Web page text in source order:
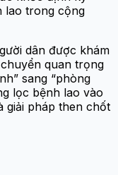
lao trong cộng
dân được khám
quan trọng
sang “phòng
lọc bệnh lao vào
giải pháp then chốt